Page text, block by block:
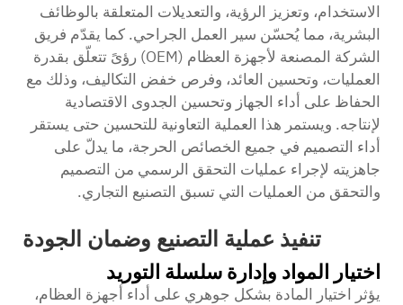
الاستخدام، وتعزيز الرؤية، والتعديلات المتعلقة بالوظائف
البشرية، مما يُحسّن سير العمل الجراحي. كما يقدّم فريق
الشركة المصنعة لأجهزة العظام (OEM) رؤىً تتعلّق بقدرة
العمليات، وتحسين العائد، وفرص خفض التكاليف، وذلك مع
الحفاظ على أداء الجهاز وتحسين الجدوى الاقتصادية
لإنتاجه. ويستمر هذا العملية التعاونية للتحسين حتى يستقر
أداء التصميم في جميع الخصائص الحرجة، ما يدلّ على
جاهزيته لإجراء عمليات التحقق الرسمي من التصميم
والتحقق من العمليات التي تسبق التصنيع التجاري.
تنفيذ عملية التصنيع وضمان الجودة
اختيار المواد وإدارة سلسلة التوريد
يؤثر اختيار المادة بشكل جوهري على أداء أجهزة العظام،